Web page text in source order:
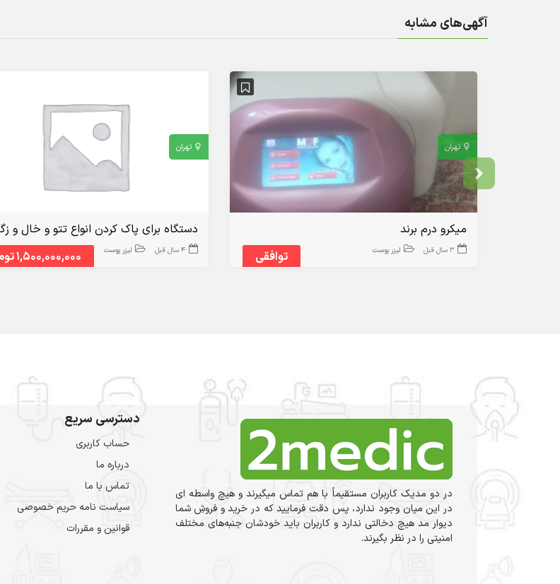
آگهی‌های مشابه
تهران
توافقی
میکرو درم برند
3 سال قبل لیزر پوست
تهران
1,500,000,000 تومان
دستگاه برای پاک کردن انواع تتو و خال و
4 سال قبل لیزر پوست
در دو مدیک کاربران مستقیماً با هم تماس میگیرند و هیچ واسطه ای
در این میان وجود ندارد، پس دقت فرمایید که در خرید و فروشِ شما
دیوار مد هیچ دخالتی ندارد و کاربران باید خودشان جنبه‌های مختلف
امنیتی را در نظر بگیرند.
دسترسی سریع
حساب کاربری
درباره ما
تماس با ما
سیاست نامه حریم خصوصی
قوانین و مقررات